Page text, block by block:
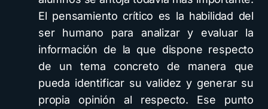
El pensamiento crítico es la habilidad del
ser humano para analizar y evaluar la
información de la que dispone respecto
de un tema concreto de manera que
pueda identificar su validez y generar su
propia opinión al respecto. Ese punto